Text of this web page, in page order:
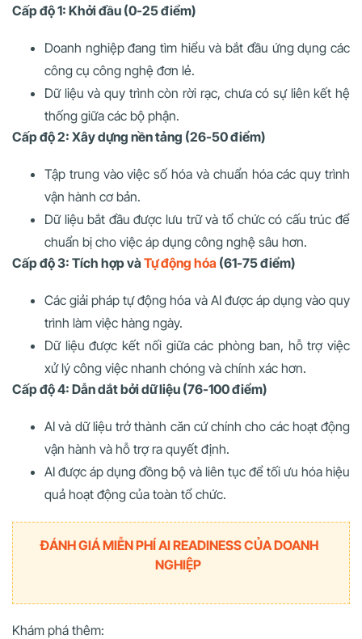
Cấp độ 1: Khởi đầu (0-25 điểm)
Doanh nghiệp đang tìm hiểu và bắt đầu ứng dụng các
công cụ công nghệ đơn lẻ.
Dữ liệu và quy trình còn rời rạc, chưa có sự liên kết hệ
thống giữa các bộ phận.
Cấp độ 2: Xây dựng nền tảng (26-50 điểm)
Tập trung vào việc số hóa và chuẩn hóa các quy trình
vận hành cơ bản.
Dữ liệu bắt đầu được lưu trữ và tổ chức có cấu trúc để
chuẩn bị cho việc áp dụng công nghệ sâu hơn.
Cấp độ 3: Tích hợp và Tự động hóa (61-75 điểm)
Các giải pháp tự động hóa và AI được áp dụng vào quy
trình làm việc hàng ngày.
Dữ liệu được kết nối giữa các phòng ban, hỗ trợ việc
xử lý công việc nhanh chóng và chính xác hơn.
Cấp độ 4: Dẫn dắt bởi dữ liệu (76-100 điểm)
AI và dữ liệu trở thành căn cứ chính cho các hoạt động
vận hành và hỗ trợ ra quyết định.
AI được áp dụng đồng bộ và liên tục để tối ưu hóa hiệu
quả hoạt động của toàn tổ chức.
ĐÁNH GIÁ MIỄN PHÍ AI READINESS CỦA DOANH
NGHIỆP
Khám phá thêm: